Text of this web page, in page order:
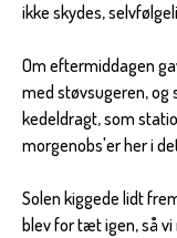
ikke skydes,
Om eftermiddagen
med støvsugeren, og
kedeldragt, som
morgenobs'er her i
Solen kiggede lidt
blev for tæt igen, så